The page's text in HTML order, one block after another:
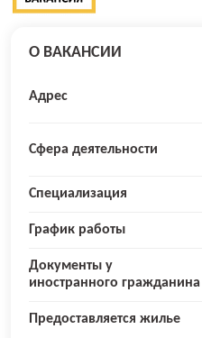
О ВАКАНСИИ
Адрес
Сфера деятельности
Специализация
График работы
Документы у
иностранного гражданина
Предоставляется жилье